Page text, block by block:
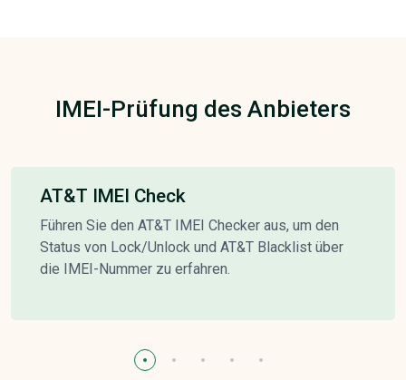
IMEI-Prüfung des Anbieters
AT&T IMEI Check
Führen Sie den AT&T IMEI Checker aus, um den
Status von Lock/Unlock und AT&T Blacklist über
die IMEI-Nummer zu erfahren.